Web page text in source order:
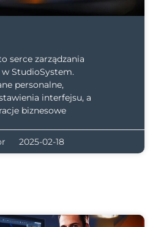
serce zarządzania
StudioSystem.
personalne,
interfejsu, a
biznesowe
2025-02-18